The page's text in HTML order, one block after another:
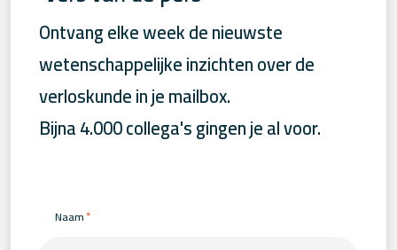
Ontvang elke week de nieuwste
wetenschappelijke inzichten over de
verloskunde in je mailbox.
Bijna 4.000 collega's gingen je al voor.
Naam*